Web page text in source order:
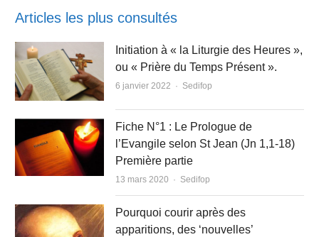
Articles les plus consultés
Initiation à « la Liturgie des Heures »,
ou « Prière du Temps Présent ».
6 janvier 2022 Author
Sedifop
Fiche N°1 : Le Prologue de
l’Evangile selon St Jean (Jn 1,1-18)
Première partie
13 mars 2020 Author
Sedifop
Pourquoi courir après des
apparitions, des ‘nouvelles’